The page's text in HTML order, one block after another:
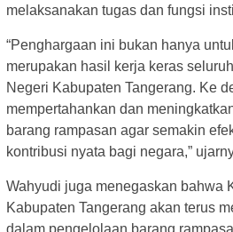
melaksanakan tugas dan fungsi
“Penghargaan ini bukan hanya
merupakan hasil kerja keras
Negeri Kabupaten Tangerang. Ke
mempertahankan dan
barang rampasan agar semakin
kontribusi nyata bagi negara,”
Wahyudi juga menegaskan bahwa
Kabupaten Tangerang akan terus
dalam pengelolaan barang